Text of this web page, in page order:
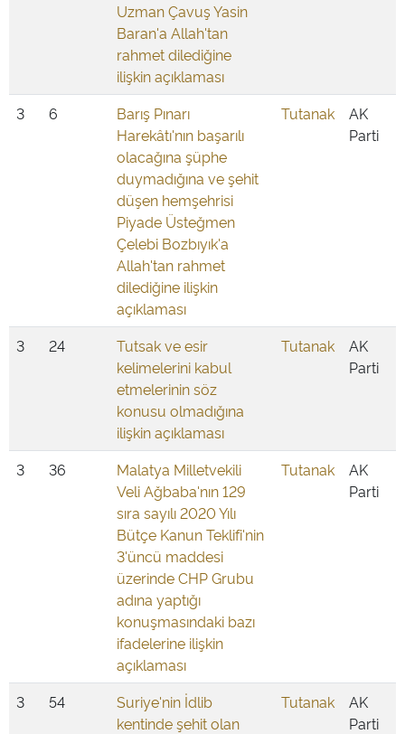
Uzman Çavuş Yasin
Baran'a Allah'tan
rahmet dilediğine
ilişkin açıklaması
3 6
Barış Pınarı
Harekâtı'nın başarılı
olacağına şüphe
duymadığına ve şehit
düşen hemşehrisi
Piyade Üsteğmen
Çelebi Bozbıyık'a
Allah'tan rahmet
dilediğine ilişkin
açıklaması
Tutanak
AK
Parti
3 24
Tutsak ve esir
kelimelerini kabul
etmelerinin söz
konusu olmadığına
ilişkin açıklaması
Tutanak
AK
Parti
3 36
Malatya Milletvekili
Veli Ağbaba'nın 129
sıra sayılı 2020 Yılı
Bütçe Kanun Teklifi'nin
3'üncü maddesi
üzerinde CHP Grubu
adına yaptığı
konuşmasındaki bazı
ifadelerine ilişkin
açıklaması
Tutanak
AK
Parti
3 54
Suriye'nin İdlib
kentinde şehit olan
Tutanak
AK
Parti